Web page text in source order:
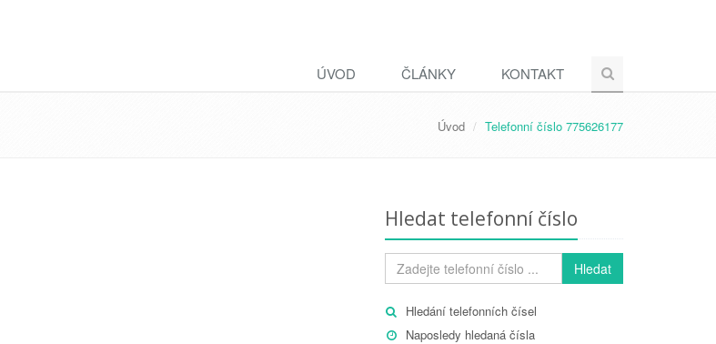
ÚVOD ČLÁNKY KONTAKT
Úvod Telefonní číslo 775626177
Hledat telefonní číslo
Hledat
Hledání telefonních čísel
Naposledy hledaná čísla